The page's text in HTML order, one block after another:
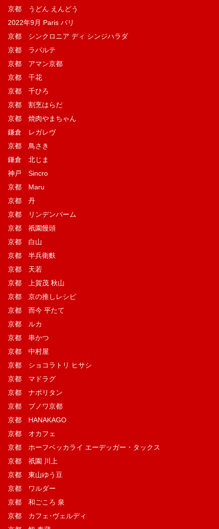
京都 うどん えんどう
2022年9月 Paris パリ
京都 シンクロニア ディ シンジハラダ
京都 ラパルテ
京都 アマン京都
京都 千花
京都 千ひろ
京都 割烹はらだ
京都 焼肉やまちゃん
鎌倉 レガレヴ
京都 鳥さき
鎌倉 北じま
神戸 Sincro
京都 Maru
京都 丹
京都 リンデンバーム
京都 祇園饅頭
京都 白山
京都 半兵衛麩
京都 天若
京都 上賀茂 秋山
京都 京の推しレシピ
京都 而今 平たて
京都 ルカ
京都 串かつ
京都 中村屋
京都 ショコラトリ ヒサシ
京都 マドラグ
京都 ナポリタン
京都 ブノワ京都
京都 HANAKAGO
京都 オカフェ
京都 ホーフベッカライ エーデッガー・タックス
京都 祇園 川上
京都 東山ゆう豆
京都 ワルダー
京都 和ごころ 泉
京都 カフェ･ヴェルディ